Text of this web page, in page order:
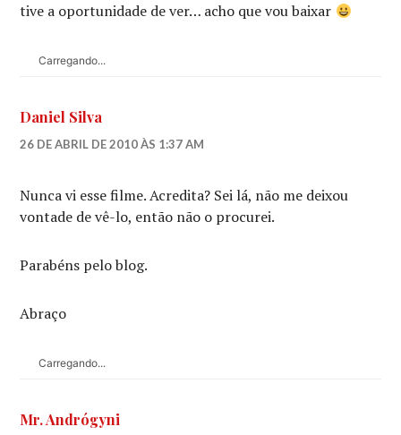
tive a oportunidade de ver… acho que vou baixar
Carregando...
Daniel Silva
26 DE ABRIL DE 2010 ÀS 1:37 AM
Nunca vi esse filme. Acredita? Sei lá, não me deixou
vontade de vê-lo, então não o procurei.
Parabéns pelo blog.
Abraço
Carregando...
Mr. Andrógyni